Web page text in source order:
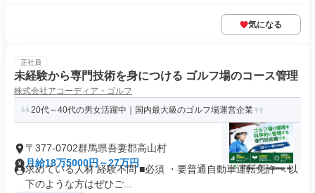
気になる
正社員
未経験から専門技術を身につける ゴルフ場のコース管理
株式会社アコーディア・ゴルフ
20代～40代の男女活躍中｜国内最大級のゴルフ場運営企業
〒377-0702群馬県吾妻郡高山村
月給18万5000円～27万円
求めている人材 経験不問 ■必須 ・要普通自動車運転免許 ＜以
下のような方はぜひご...